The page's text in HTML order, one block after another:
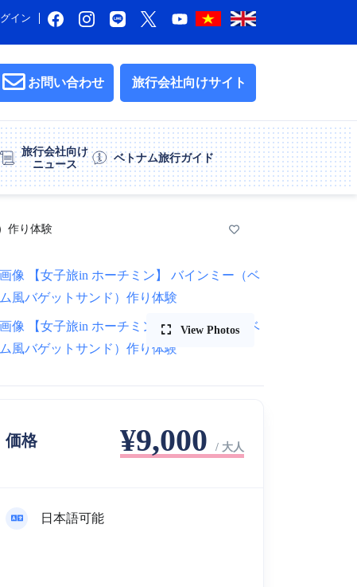
イン
お問い合わせ 旅行会社向けサイト
旅行会社向け
ニュース
ベトナム旅行ガイド
作り体験
View Photos
価格 ¥9,000 / 大人
日本語可能